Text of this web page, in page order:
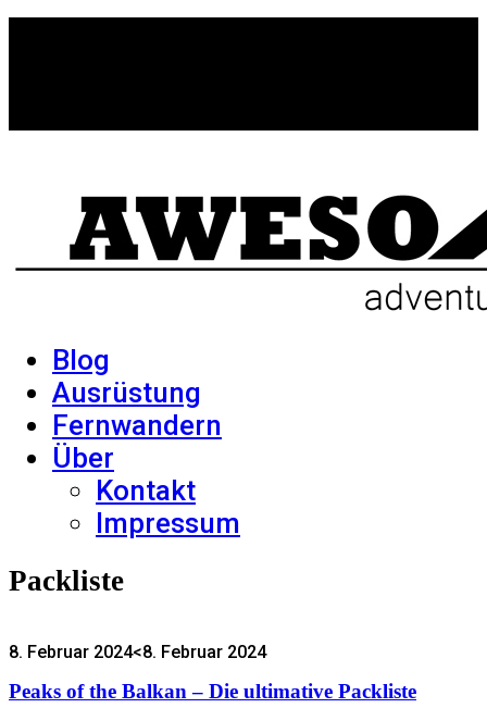
Blog
Ausrüstung
Fernwandern
Über
Kontakt
Impressum
Packliste
8. Februar 2024<8. Februar 2024
Peaks of the Balkan – Die ultimative Packliste